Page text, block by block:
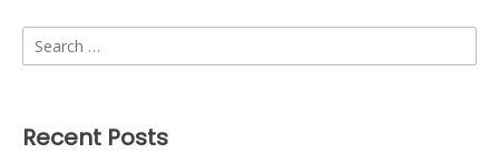
Search
for:
Recent Posts